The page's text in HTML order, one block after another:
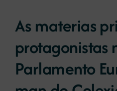
As materias
protagonistas
Parlamento